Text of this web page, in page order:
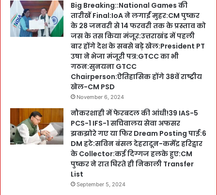
Big Breaking::National Games की
तारीखें Final:IoA ने लगाईं मुहर:CM पुष्कर
के 28 जनवरी से 14 फरवरी तक के प्रस्ताव को
जस के तस किया मंजूर:उत्तराखंड में पहली
बार होंगे देश के सबसे बड़े खेल:President PT
उषा ने भेजा मंजूरी पत्र:GTCC का भी
गठन:सुनयना GTCC
Chairperson:ऐतिहासिक होंगे 38वें राष्ट्रीय
खेल-CM PSD
November 6, 2024
नौकरशाही में फेरबदल की आंधी!39 IAS-5
PCS-1 IFS-1 सचिवालय सेवा अफसर
झकझोरे गए या फिर Dream Posting पाई:6
DM हटे:सविन बंसल देहरादून-कर्मेंद्र हरिद्वार
के Collector:कई दिग्गज हलके हुए:CM
पुष्कर ने रात घिरते ही निकाली Transfer
List
September 5, 2024